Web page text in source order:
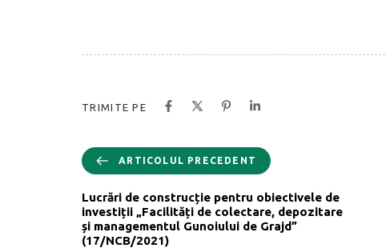
TRIMITE PE
ARTICOLUL PRECEDENT
Lucrări de construcție pentru obiectivele de
investiții „Facilități de colectare, depozitare
și managementul Gunoiului de Grajd”
(17/NCB/2021)